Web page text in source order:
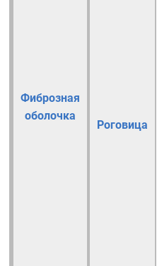
Фиброзная
оболочка
Роговица